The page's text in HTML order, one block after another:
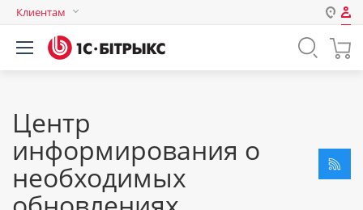
Клиентам
Авторизация
Пароль
Центр
информирования о
необходимых